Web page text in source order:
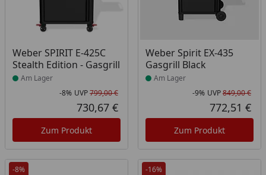
Weber SPIRIT E-425C
Stealth Edition - Gasgrill
Produkt am Lager
Am Lager
Rabatt in Prozent
-8%
Ursprünglicher Preis
UVP799,00 €
Aktueller Preis
730,67 €
Zum Produkt
Weber Spirit EX-435
Gasgrill Black
Produkt am Lager
Am Lager
-9% UVP849,00 €
772,51 €
Zum Produkt
-8% -16%